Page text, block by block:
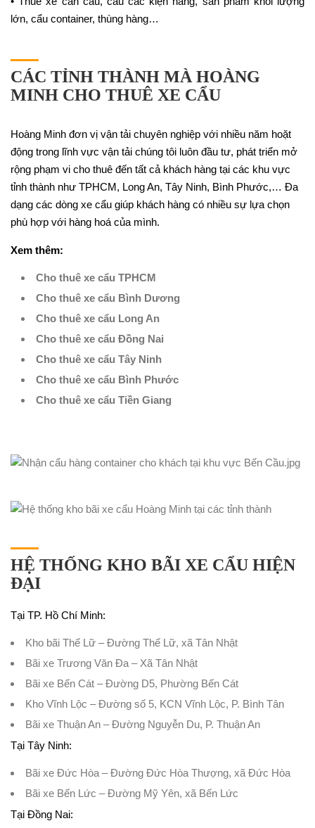
lớn, cẩu container, thùng hàng…
CÁC TỈNH THÀNH MÀ HOÀNG
MINH CHO THUÊ XE CẨU
Hoàng Minh đơn vị vận tải chuyên nghiệp với nhiều năm hoặt
động trong lĩnh vực vận tải chúng tôi luôn đầu tư, phát triển mở
rộng phạm vi cho thuê đến tất cả khách hàng tại các khu vực
tỉnh thành như TPHCM, Long An, Tây Ninh, Bình Phước,… Đa
dạng các dòng xe cẩu giúp khách hàng có nhiều sự lựa chọn
phù hợp với hàng hoá của mình.
Xem thêm:
Cho thuê xe cẩu TPHCM
Cho thuê xe cẩu Bình Dương
Cho thuê xe cẩu Long An
Cho thuê xe cẩu Đồng Nai
Cho thuê xe cẩu Tây Ninh
Cho thuê xe cẩu Bình Phước
Cho thuê xe cẩu Tiền Giang
HỆ THỐNG KHO BÃI XE CẨU HIỆN
ĐẠI
Tại TP. Hồ Chí Minh:
Kho bãi Thế Lữ – Đường Thế Lữ, xã Tân Nhật
Bãi xe Trương Văn Đa – Xã Tân Nhật
Bãi xe Bến Cát – Đường D5, Phường Bến Cát
Kho Vĩnh Lộc – Đường số 5, KCN Vĩnh Lộc, P. Bình Tân
Bãi xe Thuận An – Đường Nguyễn Du, P. Thuận An
Tại Tây Ninh:
Bãi xe Đức Hòa – Đường Đức Hòa Thượng, xã Đức Hòa
Bãi xe Bến Lức – Đường Mỹ Yên, xã Bến Lức
Tại Đồng Nai: